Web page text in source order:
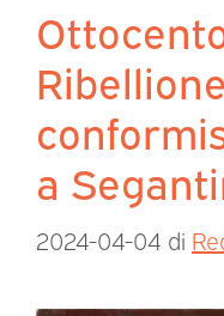
a
2024-04-04 di